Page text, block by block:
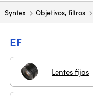
Syntex Objetivos, filtros
EF
Lentes fijas